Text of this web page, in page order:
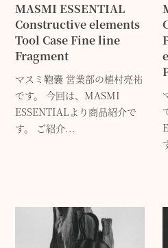
MASMI ESSENTIAL
Constructive elements
Tool Case Fine line
Fragment
マスミ鞄嚢 営業部の植村亮祐
です。 今回は、MASMI
ESSENTIALより商品紹介で
す。 ご紹介...